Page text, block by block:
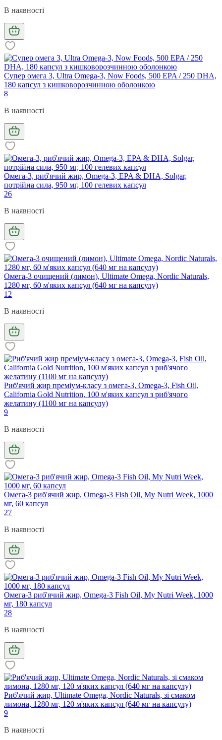
В наявності
Супер омега 3, Ultra Omega-3, Now Foods, 500 EPA / 250 DHA,
180 капсул з кишковорозчинною оболонкою
8
В наявності
Омега-3, риб'ячий жир, Omega-3, EPA & DHA, Solgar,
потрійна сила, 950 мг, 100 гелевих капсул
26
В наявності
Омега-3 очищений (лимон), Ultimate Omega, Nordic Naturals,
1280 мг, 60 м'яких капсул (640 мг на капсулу)
12
В наявності
Риб'ячий жир преміум-класу з омега-3, Omega-3, Fish Oil,
California Gold Nutrition, 100 м'яких капсул з риб'ячого
желатину (1100 мг на капсулу)
9
В наявності
Омега-3 риб'ячий жир, Omega-3 Fish Oil, My Nutri Week, 1000
мг, 60 капсул
27
В наявності
Омега-3 риб'ячий жир, Omega-3 Fish Oil, My Nutri Week, 1000
мг, 180 капсул
28
В наявності
Риб'ячий жир, Ultimate Omega, Nordic Naturals, зі смаком
лимона, 1280 мг, 120 м'яких капсул (640 мг на капсулу)
9
В наявності